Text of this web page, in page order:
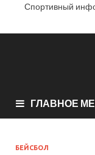
Спортивный
ГЛАВНОЕ
БЕЙСБОЛ